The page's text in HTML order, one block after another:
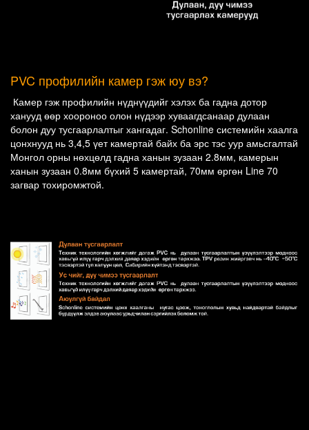
PVC профилийн камер гэж юу вэ?
Камер гэж профилийн нүднүүдийг хэлэх ба гадна дотор
ханууд өөр хоороноо олон нүдээр хуваагдсанаар дулаан
болон дуу тусгаарлалтыг хангадаг. Schonline системийн хаалга
цонхнууд нь 3,4,5 үет камертай байх ба эрс тэс уур амьсгалтай
Монгол орны нөхцөлд гадна ханын зузаан 2.8мм, камерын
ханын зузаан 0.8мм бүхий 5 камертай, 70мм өргөн Line 70
загвар тохиромжтой.